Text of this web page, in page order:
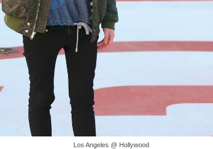
Los Angeles @ Hollywood